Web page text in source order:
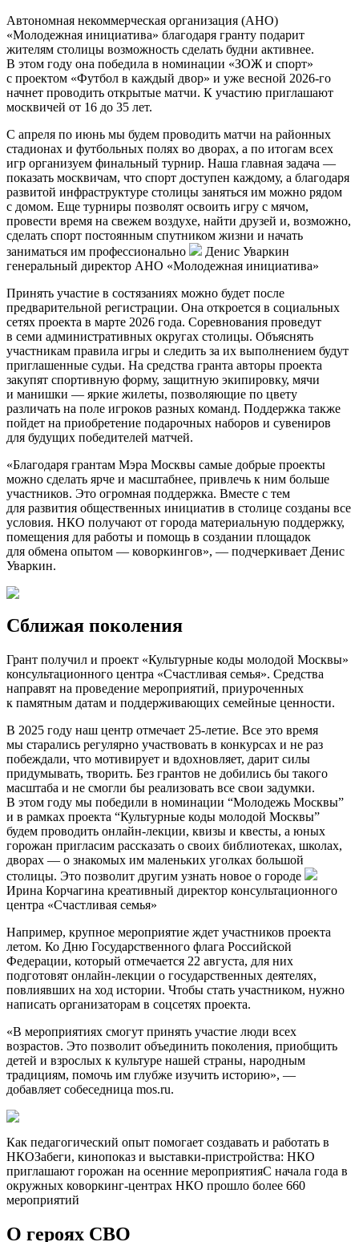
Автономная некоммерческая организация (АНО)
«Молодежная инициатива» благодаря гранту подарит
жителям столицы возможность сделать будни активнее.
В этом году она победила в номинации «ЗОЖ и спорт»
с проектом «Футбол в каждый двор» и уже весной 2026-го
начнет проводить открытые матчи. К участию приглашают
москвичей от 16 до 35 лет.
С апреля по июнь мы будем проводить матчи на районных
стадионах и футбольных полях во дворах, а по итогам всех
игр организуем финальный турнир. Наша главная задача —
показать москвичам, что спорт доступен каждому, а благодаря
развитой инфраструктуре столицы заняться им можно рядом
с домом. Еще турниры позволят освоить игру с мячом,
провести время на свежем воздухе, найти друзей и, возможно,
сделать спорт постоянным спутником жизни и начать
заниматься им профессионально
Денис Уваркин
генеральный директор АНО «Молодежная инициатива»
Принять участие в состязаниях можно будет после
предварительной регистрации. Она откроется в социальных
сетях проекта в марте 2026 года. Соревнования проведут
в семи административных округах столицы. Объяснять
участникам правила игры и следить за их выполнением будут
приглашенные судьи. На средства гранта авторы проекта
закупят спортивную форму, защитную экипировку, мячи
и манишки — яркие жилеты, позволяющие по цвету
различать на поле игроков разных команд. Поддержка также
пойдет на приобретение подарочных наборов и сувениров
для будущих победителей матчей.
«Благодаря грантам Мэра Москвы самые добрые проекты
можно сделать ярче и масштабнее, привлечь к ним больше
участников. Это огромная поддержка. Вместе с тем
для развития общественных инициатив в столице созданы все
условия. НКО получают от города материальную поддержку,
помещения для работы и помощь в создании площадок
для обмена опытом — коворкингов», — подчеркивает Денис
Уваркин.
Сближая поколения
Грант получил и проект «Культурные коды молодой Москвы»
консультационного центра «Счастливая семья». Средства
направят на проведение мероприятий, приуроченных
к памятным датам и поддерживающих семейные ценности.
В 2025 году наш центр отмечает 25-летие. Все это время
мы старались регулярно участвовать в конкурсах и не раз
побеждали, что мотивирует и вдохновляет, дарит силы
придумывать, творить. Без грантов не добились бы такого
масштаба и не смогли бы реализовать все свои задумки.
В этом году мы победили в номинации “Молодежь Москвы”
и в рамках проекта “Культурные коды молодой Москвы”
будем проводить онлайн-лекции, квизы и квесты, а юных
горожан пригласим рассказать о своих библиотеках, школах,
дворах — о знакомых им маленьких уголках большой
столицы. Это позволит другим узнать новое о городе
Ирина Корчагина креативный директор консультационного
центра «Счастливая семья»
Например, крупное мероприятие ждет участников проекта
летом. Ко Дню Государственного флага Российской
Федерации, который отмечается 22 августа, для них
подготовят онлайн-лекции о государственных деятелях,
повлиявших на ход истории. Чтобы стать участником, нужно
написать организаторам в соцсетях проекта.
«В мероприятиях смогут принять участие люди всех
возрастов. Это позволит объединить поколения, приобщить
детей и взрослых к культуре нашей страны, народным
традициям, помочь им глубже изучить историю», —
добавляет собеседница mos.ru.
Как педагогический опыт помогает создавать и работать в
НКОЗабеги, кинопоказ и выставки-пристройства: НКО
приглашают горожан на осенние мероприятияС начала года в
окружных коворкинг-центрах НКО прошло более 660
мероприятий
О героях СВО